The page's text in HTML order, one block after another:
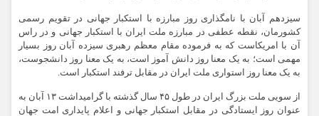
سیزدهم آبان با نامگذاری روز مبارزه با استکبار جهانی در تقویم رسمی
کشورمان، نقطه عطفی در مبارزه ملت ایران با استکبار جهانی و در راس
آن با امریکاست که به فرموده مقام معظم رهبری سیزده آبان روز بسیار
مهمی است؛ به یک معنا روز دانش‌ آموز است، به یک معنا روز دانشجوست،
به یک معنا روز استواری ملت ایران در مقابل ترفند استکبار است.
از سویی ملت بزرگ ایران در طول ۴۵ سال گذشته با گرامیداشت ۱۳ آبان به
عنوان روز ایستادگی در مقابل استکبار جهانی و اعلام پایداری امت جهان